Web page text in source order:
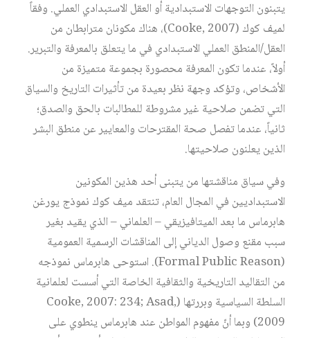
يتبنون التوجهات الاستبدادية أو العقل الاستبدادي العملي. وفقاً
لميف كوك (Cooke, 2007)، هناك مكونان مترابطان من
العقل/المنطق العملي الاستبدادي في ما يتعلق بالمعرفة والتبرير.
أولاً، عندما تكون المعرفة محصورة بجموعة متميزة من
الأشخاص، وتؤكد وجهة نظر بعيدة من تأثيرات التاريخ والسياق
التي تضمن صلاحية غير مشروطة للمطالبات بالحق والصدق؛
ثانياً، عندما تفصل صحة المقترحات والمعايير عن منطق البشر
الذين يعلنون صلاحيتها.
وفي سياق مناقشتها من يتبنى أحد هذين المكونين
الاستبداديين في المجال العام، تنتقد ميف كوك نموذج يورغن
هابرماس ما بعد الميتافيزيقي – العلماني – الذي يقيد بغير
سبب مقنع وصول الدياني إلى المناقشات الرسمية العمومية
(Formal Public Reason). استوحى هابرماس نموذجه
من التقاليد التاريخية والثقافية الخاصة التي أسست لعلمانية
السلطة السياسية وبررتها (Cooke, 2007: 234; Asad,
2009) وبما أنّ مفهوم المواطن عند هابرماس ينطوي على